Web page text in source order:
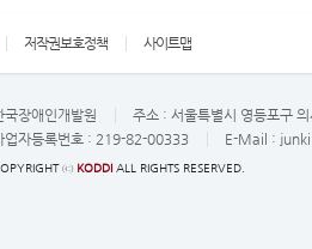
저작권보호정책 사이트맵
국장애인개발원 주소 : 서울특별시 영등포구
업자등록번호 : 219-82-00333 E-Mail :
ⓒ KODDI ALL RIGHTS RESERVED.